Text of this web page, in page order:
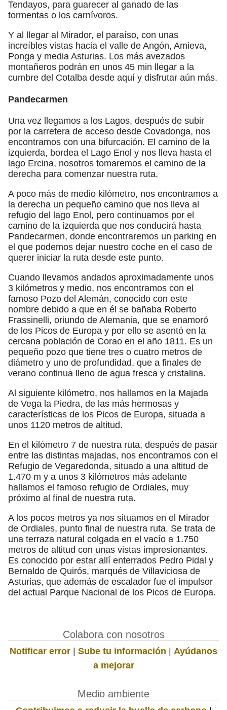
Tendayos, para guarecer al ganado de las
tormentas o los carnívoros.
Y al llegar al Mirador, el paraíso, con unas
increíbles vistas hacia el valle de Angón, Amieva,
Ponga y media Asturias. Los más avezados
montañeros podrán en unos 45 min llegar a la
cumbre del Cotalba desde aquí y disfrutar aún más.
Pandecarmen
Una vez llegamos a los Lagos, después de subir
por la carretera de acceso desde Covadonga, nos
encontramos con una bifurcación. El camino de la
izquierda, bordea el Lago Enol y nos lleva hasta el
lago Ercina, nosotros tomaremos el camino de la
derecha para comenzar nuestra ruta.
A poco más de medio kilómetro, nos encontramos a
la derecha un pequeño camino que nos lleva al
refugio del lago Enol, pero continuamos por el
camino de la izquierda que nos conducirá hasta
Pandecarmen, donde encontraremos un parking en
el que podemos dejar nuestro coche en el caso de
querer iniciar la ruta desde este punto.
Cuando llevamos andados aproximadamente unos
3 kilómetros y medio, nos encontramos con el
famoso Pozo del Alemán, conocido con este
nombre debido a que en él se bañaba Roberto
Frassinelli, oriundo de Alemania, que se enamoró
de los Picos de Europa y por ello se asentó en la
cercana población de Corao en el año 1811. Es un
pequeño pozo que tiene tres o cuatro metros de
diámetro y uno de profundidad, que a finales de
verano continua lleno de agua fresca y cristalina.
Al siguiente kilómetro, nos hallamos en la Majada
de Vega la Piedra, de las más hermosas y
características de los Picos de Europa, situada a
unos 1120 metros de altitud.
En el kilómetro 7 de nuestra ruta, después de pasar
entre las distintas majadas, nos encontramos con el
Refugio de Vegaredonda, situado a una altitud de
1.470 m y a unos 3 kilómetros más adelante
hallamos el famoso refugio de Ordiales, muy
próximo al final de nuestra ruta.
A los pocos metros ya nos situamos en el Mirador
de Ordiales, punto final de nuestra ruta. Se trata de
una terraza natural colgada en el vacío a 1.750
metros de altitud con unas vistas impresionantes.
Es conocido por estar allí enterrados Pedro Pidal y
Bernaldo de Quirós, marqués de Villaviciosa de
Asturias, que además de escalador fue el impulsor
del actual Parque Nacional de los Picos de Europa.
Colabora con nosotros
Notificar error | Sube tu información | Ayúdanos
a mejorar
Medio ambiente